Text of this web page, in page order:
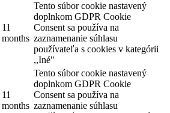
11
months
Tento súbor cookie nastavený
doplnkom GDPR Cookie
Consent sa používa na
zaznamenanie súhlasu
používateľa s cookies v kategórii
,,Iné"
11
months
Tento súbor cookie nastavený
doplnkom GDPR Cookie
Consent sa používa na
zaznamenanie súhlasu